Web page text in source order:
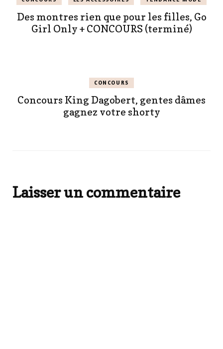
Des montres rien que pour les filles, Go
Girl Only + CONCOURS (terminé)
CONCOURS
Concours King Dagobert, gentes dâmes
gagnez votre shorty
Laisser un commentaire